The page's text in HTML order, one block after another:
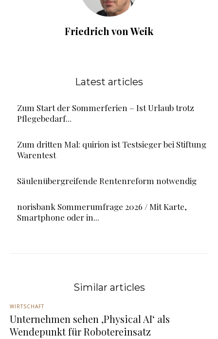
Friedrich von Weik
Latest articles
Zum Start der Sommerferien – Ist Urlaub trotz
Pflegebedarf...
Zum dritten Mal: quirion ist Testsieger bei Stiftung
Warentest
Säulenübergreifende Rentenreform notwendig
norisbank Sommerumfrage 2026 / Mit Karte,
Smartphone oder in...
Similar articles
WIRTSCHAFT
Unternehmen sehen ‚Physical AI‘ als
Wendepunkt für Robotereinsatz